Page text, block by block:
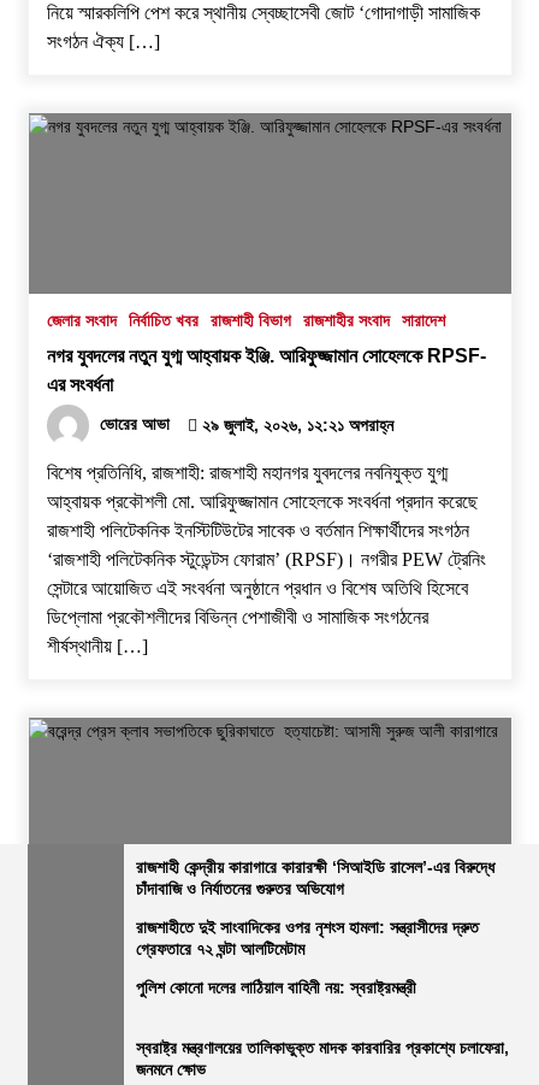
নিয়ে স্মারকলিপি পেশ করে স্থানীয় স্বেচ্ছাসেবী জোট ‘গোদাগাড়ী সামাজিক
সংগঠন ঐক্য […]
জেলার সংবাদ নির্বাচিত খবর রাজশাহী বিভাগ রাজশাহীর সংবাদ সারাদেশ
নগর যুবদলের নতুন যুগ্ম আহ্বায়ক ইঞ্জি. আরিফুজ্জামান সোহেলকে RPSF-
এর সংবর্ধনা
ভোরের আভা ২৯ জুলাই, ২০২৬, ১২:২১ অপরাহ্ন
বিশেষ প্রতিনিধি, রাজশাহী: রাজশাহী মহানগর যুবদলের নবনিযুক্ত যুগ্ম
আহ্বায়ক প্রকৌশলী মো. আরিফুজ্জামান সোহেলকে সংবর্ধনা প্রদান করেছে
রাজশাহী পলিটেকনিক ইনস্টিটিউটের সাবেক ও বর্তমান শিক্ষার্থীদের সংগঠন
‘রাজশাহী পলিটেকনিক স্টুডেন্টস ফোরাম’ (RPSF)। ​নগরীর PEW ট্রেনিং
সেন্টারে আয়োজিত এই সংবর্ধনা অনুষ্ঠানে প্রধান ও বিশেষ অতিথি হিসেবে
ডিপ্লোমা প্রকৌশলীদের বিভিন্ন পেশাজীবী ও সামাজিক সংগঠনের
শীর্ষস্থানীয় […]
নির্বাচিত খবর রাজশাহীর সংবাদ সারাদেশ
বরেন্দ্র প্রেস ক্লাব সভাপতিকে ছুরিকাঘাতে হত্যাচেষ্টা: আসামী সুরুজ আলী
নিজস্ব প্রতিবেদক, রাজশাহী: ​রাজশাহী বরেন্দ্র প্রেস ক্লাবে বেআইনি
রাজশাহী কেন্দ্রীয় কারাগারে কারারক্ষী ‘সিআইডি রাসেল’-এর বিরুদ্ধে
চাঁদাবাজি ও নির্যাতনের গুরুতর অভিযোগ
রাজশাহীতে দুই সাংবাদিকের ওপর নৃশংস হামলা: সন্ত্রাসীদের দ্রুত
গ্রেফতারে ৭২ ঘন্টা আলটিমেটাম
পুলিশ কোনো দলের লাঠিয়াল বাহিনী নয়: স্বরাষ্ট্রমন্ত্রী
স্বরাষ্ট্র মন্ত্রণালয়ের তালিকাভুক্ত মাদক কারবারির প্রকাশ্যে চলাফেরা,
জনমনে ক্ষোভ